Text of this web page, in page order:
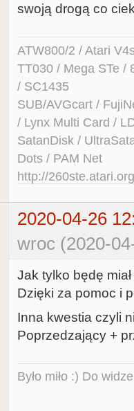
swoją drogą co
ATW800/2 / Atari
TT030 / Mega STe /
/ SC1435
SUB/AVGcart /
/ Lynx Multi Card /
SatanDisk /
Dots / PAM Net
http://260ste.atari.org
2020-04-26
wroc (2020-
Jak tylko będę
Dzięki za pomoc i
Inna kwestia czyli
Poprzedzający +
Było miło :) Do